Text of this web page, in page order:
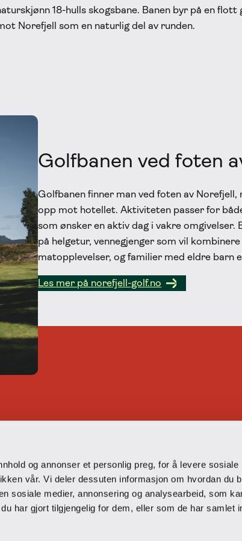
og annonser et personlig preg, for å levere sosiale
vår. Vi deler dessuten informasjon om hvordan du
sosiale medier, annonsering og analysearbeid, som
har gjort tilgjengelig for dem, eller som de har samlet
18-hulls skogsbane. Banen byr på en flott
Norefjell som en naturlig del av runden.
Golfbanen ved foten
Golfbanen finner man ved foten av
opp mot hotellet. Aktiviteten passer for
som ønsker en aktiv dag i vakre
på helgetur, vennegjenger som vil
matopplevelser, og familier med eldre barn
Les mer på norefjell-golf.no
både erfarne golfere og spillere med høyere